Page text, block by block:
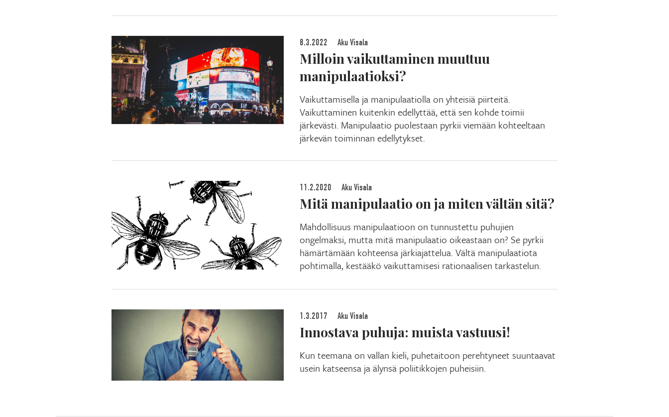
8.3.2022 Aku Visala
Milloin vaikuttaminen muuttuu
manipulaatioksi?
Vaikuttamisella ja manipulaatiolla on yhteisiä piirteitä.
Vaikuttaminen kuitenkin edellyttää, että sen kohde toimii
järkevästi. Manipulaatio puolestaan pyrkii viemään kohteeltaan
järkevän toiminnan edellytykset.
11.2.2020 Aku Visala
Mitä manipulaatio on ja miten vältän sitä?
Mahdollisuus manipulaatioon on tunnustettu puhujien
ongelmaksi, mutta mitä manipulaatio oikeastaan on? Se pyrkii
hämärtämään kohteensa järkiajattelua. Vältä manipulaatiota
pohtimalla, kestääkö vaikuttamisesi rationaalisen tarkastelun.
1.3.2017 Aku Visala
Innostava puhuja: muista vastuusi!
Kun teemana on vallan kieli, puhetaitoon perehtyneet suuntaavat
usein katseensa ja älynsä poliitikkojen puheisiin.